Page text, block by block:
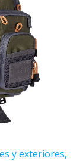
y exteriores,